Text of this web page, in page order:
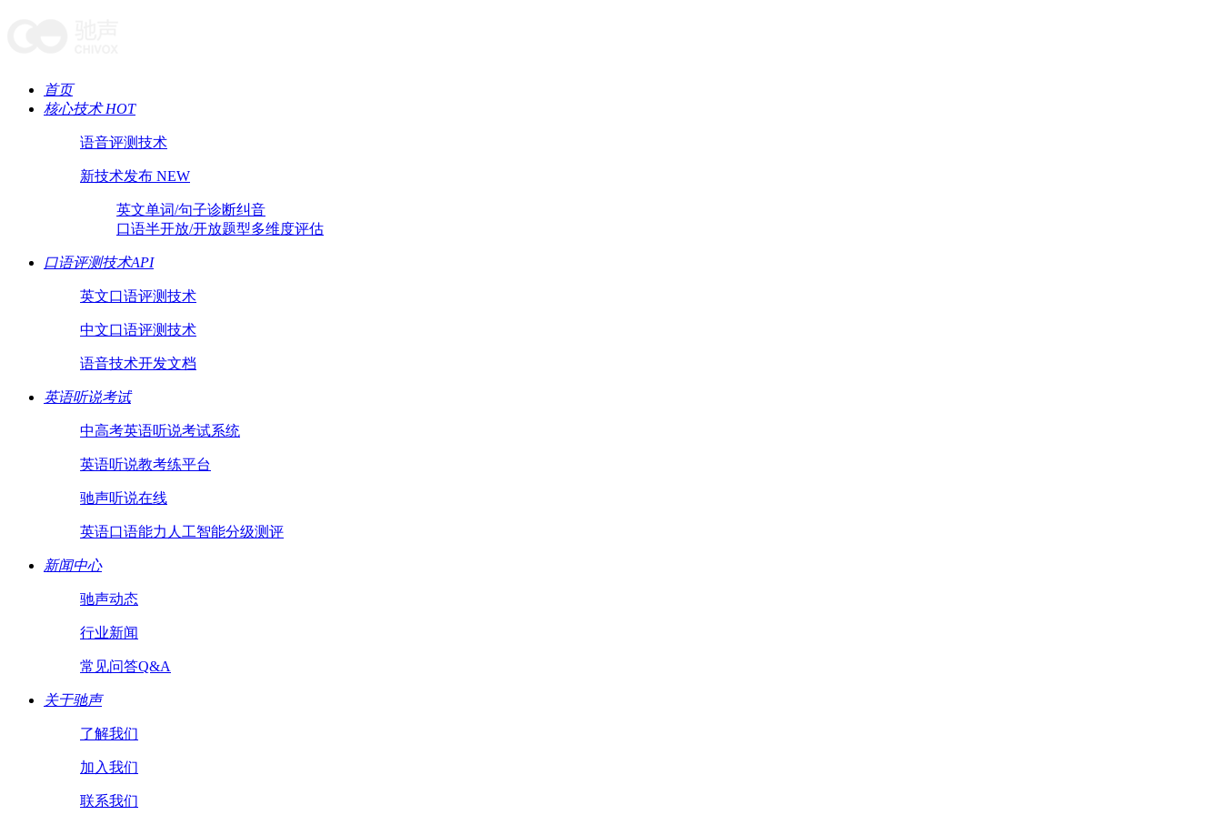
首页
核心技术 HOT
语音评测技术
新技术发布 NEW
英文单词/句子诊断纠音
口语半开放/开放题型多维度评估
口语评测技术API
英文口语评测技术
中文口语评测技术
语音技术开发文档
英语听说考试
中高考英语听说考试系统
英语听说教考练平台
驰声听说在线
英语口语能力人工智能分级测评
新闻中心
驰声动态
行业新闻
常见问答Q&A
关于驰声
了解我们
加入我们
联系我们